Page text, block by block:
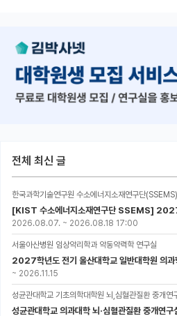
전체 최신 글
한국과학기술연구원 수소에너지소재연구단
2026.08.07. ~ 2026.08.18 17:00
서울아산병원 임상약리학과 약동약력학 연구실
~ 2026.11.15
성균관대학교 기초의학대학원 뇌,심혈관질환 중개연
성균관대학교 의과대학 뇌·심혈관질환 중개연구